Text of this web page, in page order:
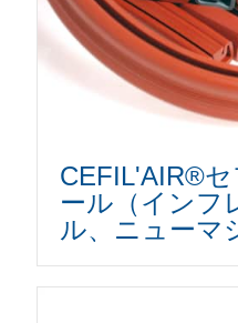
CEFIL'AIR®
ール（インフ
ル、ニューマ